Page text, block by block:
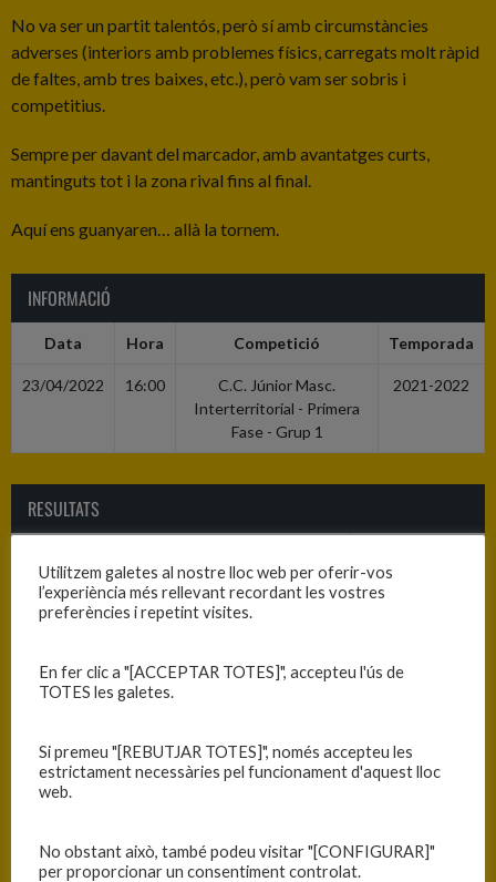
No va ser un partit talentós, però sí amb circumstàncies
adverses (interiors amb problemes físics, carregats molt ràpid
de faltes, amb tres baixes, etc.), però vam ser sobris i
competitius.
Sempre per davant del marcador, amb avantatges curts,
mantinguts tot i la zona rival fins al final.
Aquí ens guanyaren… allà la tornem.
INFORMACIÓ
Data Hora Competició Temporada
23/04/2022 16:00
C.C. Júnior Masc.
Interterritorial - Primera
Fase - Grup 1
2021-2022
RESULTATS
C.B. Calella
Calella - Pavelló Municipal
Utilitzem galetes al nostre lloc web per oferir-vos
l’experiència més rellevant recordant les vostres
preferències i repetint visites.
En fer clic a "[ACCEPTAR TOTES]", accepteu l'ús de
TOTES les galetes.
Si premeu "[REBUTJAR TOTES]", només accepteu les
estrictament necessàries pel funcionament d'aquest lloc
web.
No obstant això, també podeu visitar "[CONFIGURAR]"
per proporcionar un consentiment controlat.